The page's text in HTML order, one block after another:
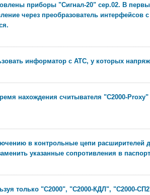
приборы "Сигнал-20" сер.02. В
через преобразователь интерфейсов
информатор с АТС, у которых
нахождения считывателя "С2000-
в контрольные цепи расширителей
указанные сопротивления в
только "С2000", "С2000-КДЛ", "С2000-